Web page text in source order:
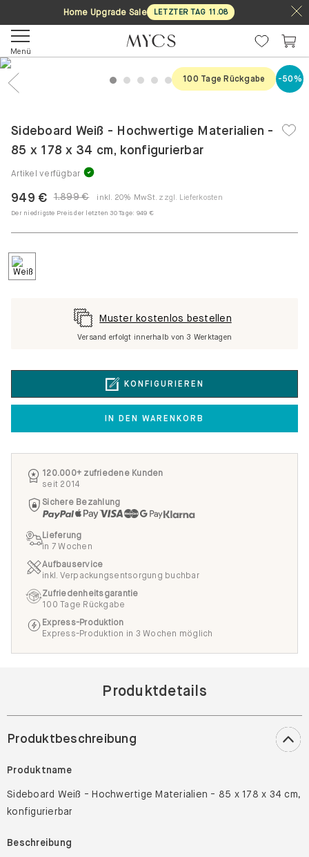
Home Upgrade Sale LETZTER TAG 11 .08
Menü
1 2 3 4 5 6 7
100 Tage Rückgabe -50%
Sideboard Weiß - Hochwertige Materialien -
85 x 178 x 34 cm, konfigurierbar
Artikel verfügbar
1.899 €
949 € inkl. 20% MwSt. zzgl. Lieferkosten
Der niedrigste Preis der letzten 30 Tage: 949 €
KONFIGURIEREN
IN DEN WARENKORB
Muster kostenlos bestellen
Versand erfolgt innerhalb von 3 Werktagen
120.000+ zufriedene Kunden
seit 2014
Sichere Bezahlung
Lieferung
in 7 Wochen
Aufbauservice
inkl. Verpackungsentsorgung buchbar
Zufriedenheitsgarantie
100 Tage Rückgabe
Express-Produktion
Express-Produktion in 3 Wochen möglich
Produktdetails
Produktbeschreibung
Produktname
Sideboard Weiß - Hochwertige Materialien - 85 x 178 x 34 cm,
konfigurierbar
Beschreibung